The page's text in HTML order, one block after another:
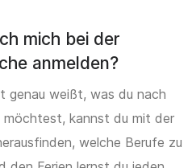
mich bei der
anmelden?
genau weißt, was du nach
möchtest, kannst du mit der
welche Berufe zu